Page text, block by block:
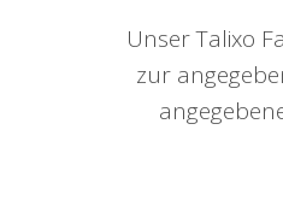
Unser Talixo
zur